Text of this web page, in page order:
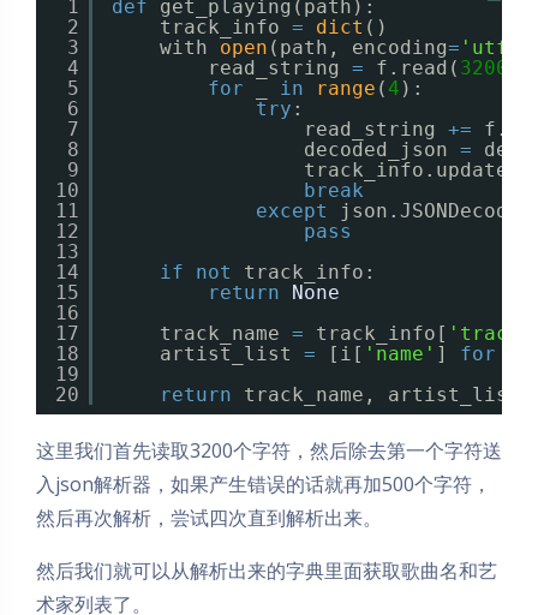
1
2
3
4
5
6
7
8
9
10
11
12
13
14
15
16
17
18
19
20
def
get_playing(path):
track_info = dict ()
with open (path, encoding= 'utf-
read_string = f.read( 3200
for
in range ( 4 ):
try :
read_string +=
decoded_json =
break
except
pass
if
not
track_info:
return
None
track_name = track_info[ 'track'
artist_list = [i[ 'name' ] for
return
track_name, artist_list
这里我们首先读取3200个字符，然后除去第一个字符送
入json解析器，如果产生错误的话就再加500个字符，
然后再次解析，尝试四次直到解析出来。
然后我们就可以从解析出来的字典里面获取歌曲名和艺
术家列表了。